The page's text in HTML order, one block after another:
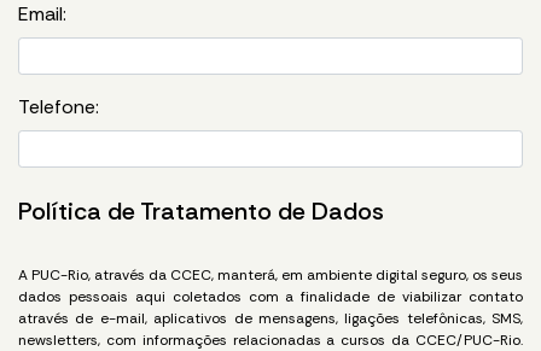
Email:
Telefone:
Política de Tratamento de Dados
A PUC-Rio, através da CCEC, manterá, em ambiente digital seguro, os seus
dados pessoais aqui coletados com a finalidade de viabilizar contato
através de e-mail, aplicativos de mensagens, ligações telefônicas, SMS,
newsletters, com informações relacionadas a cursos da CCEC/PUC-Rio.